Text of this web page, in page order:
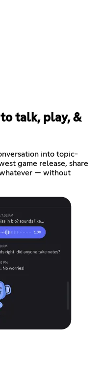
talk, play, &
into topic-
game release, share
— without